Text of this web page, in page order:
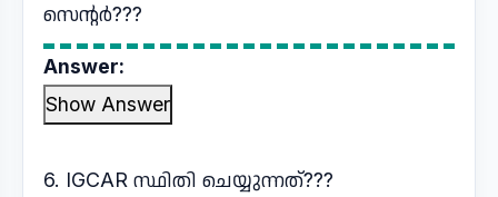
സെന്റർ???
Answer:
Show Answer
6. IGCAR സ്ഥിതി ചെയ്യുന്നത്???